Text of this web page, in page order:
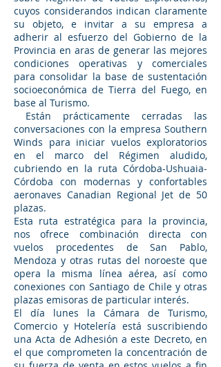
cuyos considerandos indican claramente
su objeto, e invitar a su empresa a
adherir al esfuerzo del Gobierno de la
Provincia en aras de generar las mejores
condiciones operativas y comerciales
para consolidar la base de sustentación
socioeconómica de Tierra del Fuego, en
base al Turismo.
Están prácticamente cerradas las
conversaciones con la empresa Southern
Winds para iniciar vuelos exploratorios
en el marco del Régimen aludido,
cubriendo en la ruta Córdoba-Ushuaia-
Córdoba con modernas y confortables
aeronaves Canadian Regional Jet de 50
plazas.
Esta ruta estratégica para la provincia,
nos ofrece combinación directa con
vuelos procedentes de San Pablo,
Mendoza y otras rutas del noroeste que
opera la misma línea aérea, así como
conexiones con Santiago de Chile y otras
plazas emisoras de particular interés.
El día lunes la Cámara de Turismo,
Comercio y Hotelería está suscribiendo
una Acta de Adhesión a este Decreto, en
el que comprometen la concentración de